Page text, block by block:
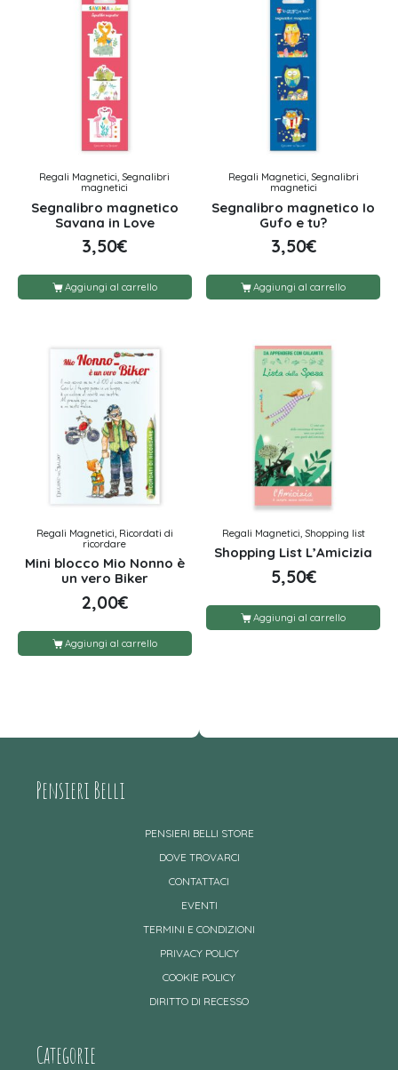
Regali Magnetici, Segnalibri
magnetici
Segnalibro magnetico
Savana in Love
3,50€
Aggiungi al carrello
Regali Magnetici, Segnalibri
magnetici
Segnalibro magnetico Io
Gufo e tu?
3,50€
Aggiungi al carrello
Regali Magnetici, Ricordati di
ricordare
Mini blocco Mio Nonno è
un vero Biker
2,00€
Aggiungi al carrello
Regali Magnetici, Shopping list
Shopping List L’Amicizia
5,50€
Aggiungi al carrello
Pensieri Belli
PENSIERI BELLI STORE
DOVE TROVARCI
CONTATTACI
EVENTI
TERMINI E CONDIZIONI
PRIVACY POLICY
COOKIE POLICY
DIRITTO DI RECESSO
Categorie